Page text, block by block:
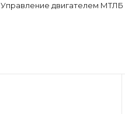
Управление двигателем МТЛБ